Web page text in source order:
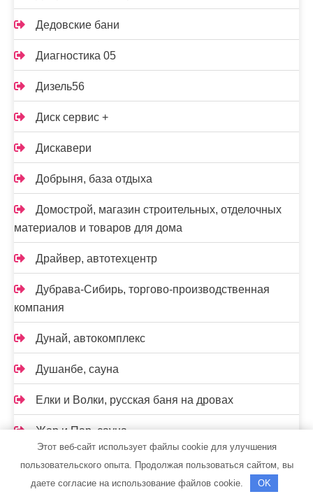
Дедовские бани
Диагностика 05
Дизель56
Диск сервис +
Дискавери
Добрыня, база отдыха
Домострой, магазин строительных, отделочных
материалов и товаров для дома
Драйвер, автотехцентр
Дубрава-Сибирь, торгово-производственная
компания
Дунай, автокомплекс
Душанбе, сауна
Елки и Волки, русская баня на дровах
Жар и Пар, сауна
Жара, сауна
Заполнение акта о несчастном случае: образец
Этот веб-сайт использует файлы cookie для улучшения
пользовательского опыта. Продолжая пользоваться сайтом, вы
даете согласие на использование файлов cookie.
OK